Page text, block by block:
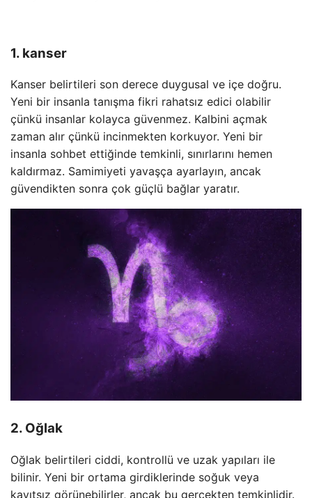
1. kanser
Kanser belirtileri son derece duygusal ve içe doğru.
Yeni bir insanla tanışma fikri rahatsız edici olabilir
çünkü insanlar kolayca güvenmez. Kalbini açmak
zaman alır çünkü incinmekten korkuyor. Yeni bir
insanla sohbet ettiğinde temkinli, sınırlarını hemen
kaldırmaz. Samimiyeti yavaşça ayarlayın, ancak
güvendikten sonra çok güçlü bağlar yaratır.
2. Oğlak
Oğlak belirtileri ciddi, kontrollü ve uzak yapıları ile
bilinir. Yeni bir ortama girdiklerinde soğuk veya
kayıtsız görünebilirler, ancak bu gerçekten temkinlidir.